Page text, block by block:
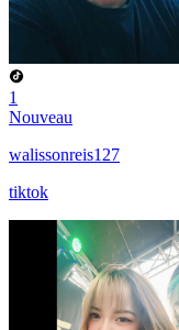
1
Nouveau
walissonreis127
tiktok